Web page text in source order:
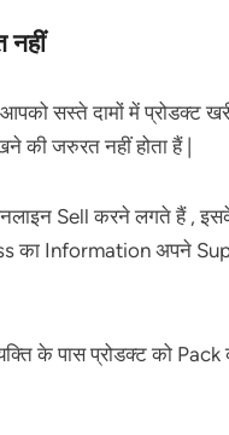
नहीं
सस्ते दामों में प्रोडक्ट
की जरुरत नहीं होता हैं |
Sell करने लगते हैं , इसके
Information अपने
के पास प्रोडक्ट को